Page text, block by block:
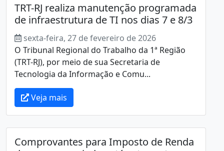
TRT-RJ realiza manutenção programada
de infraestrutura de TI nos dias 7 e 8/3
sexta-feira, 27 de fevereiro de 2026
O Tribunal Regional do Trabalho da 1ª Região
(TRT-RJ), por meio de sua Secretaria de
Tecnologia da Informação e Comu...
Veja mais
Comprovantes para Imposto de Renda